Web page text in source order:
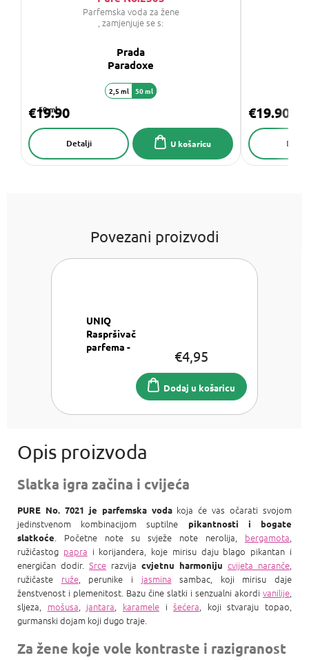
Parfemska voda za žene
, zamjenjuje se s:
Prada
Paradoxe
50 ml
€19.90
U košaricu
Detalji
2,5 ml 50 ml
€19.90
Povezani proizvodi
UNIQ
Raspršivač
parfema -
€4,95
Dodaj u košaricu
Slatka igra začina i cvijeća
PURE No. 7021 je parfemska vodakoja će vas očarati svojom
jedinstvenom kombinacijom suptilne
pikantnosti i bogate
slatkoće. Početne note su svježe note nerolija, bergamota,
ružičastog papra i korijandera, koje mirisu daju blago pikantan i
energičan dodir. Srce razvija cvjetnu harmoniju cvijeta naranče,
ružičaste ruže, perunike i jasmina sambac, koji mirisu daje
ženstvenost i plemenitost. Bazu čine slatki i senzualni akordi vanilije,
sljeza, mošusa, jantara, karameleišećera, koji stvaraju topao,
gurmanski dojam koji dugo traje.
Za žene koje vole kontraste i razigranost